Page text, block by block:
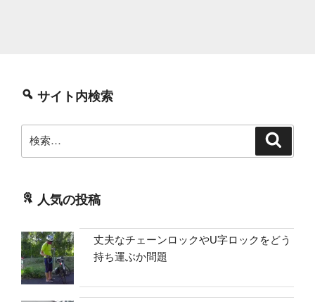
サイト内検索
索:
人気の投稿
丈夫なチェーンロックやU字ロックをどう
持ち運ぶか問題